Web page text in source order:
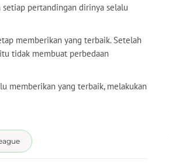
setiap pertandingan dirinya selalu
memberikan yang terbaik. Setelah
tidak membuat perbedaan
memberikan yang terbaik, melakukan